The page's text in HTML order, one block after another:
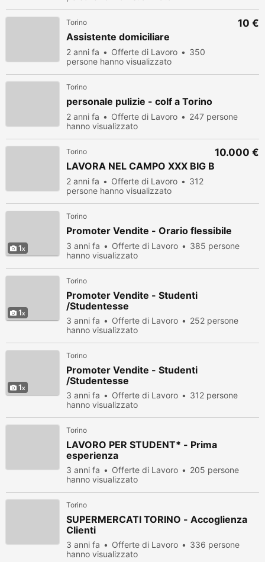
Torino
Assistente domiciliare
2 anni fa Offerte di Lavoro
350
persone hanno visualizzato
10 €
Torino
personale pulizie - colf a Torino
2 anni fa Offerte di Lavoro
247 persone
hanno visualizzato
Torino
LAVORA NEL CAMPO XXX BIG B
2 anni fa Offerte di Lavoro
312
persone hanno visualizzato
10.000 €
1
Torino
Promoter Vendite - Orario flessibile
3 anni fa Offerte di Lavoro
385 persone
hanno visualizzato
1
Torino
Promoter Vendite - Studenti
/Studentesse
3 anni fa Offerte di Lavoro
252 persone
hanno visualizzato
1
Torino
Promoter Vendite - Studenti
/Studentesse
3 anni fa Offerte di Lavoro
312 persone
hanno visualizzato
Torino
LAVORO PER STUDENT* - Prima
esperienza
3 anni fa Offerte di Lavoro
205 persone
hanno visualizzato
Torino
SUPERMERCATI TORINO - Accoglienza
Clienti
3 anni fa Offerte di Lavoro
336 persone
hanno visualizzato